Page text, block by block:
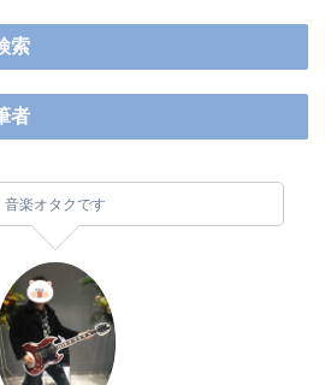
索
者
音楽オタクです